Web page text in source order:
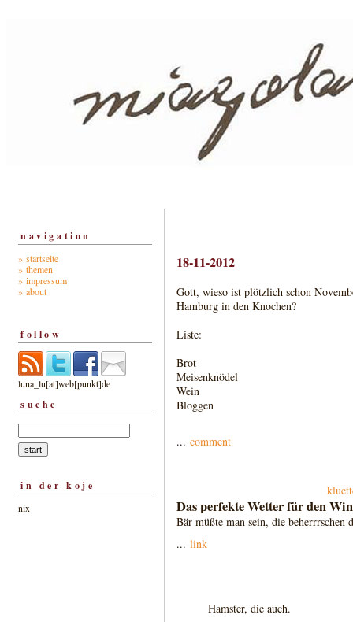
navigation
» startseite
» themen
» impressum
» about
follow
luna_lu[at]web[punkt]de
suche
in der koje
nix
18-11-2012
Gott, wieso ist plötzlich schon
Hamburg in den Knochen?
Liste:
Brot
Meisenknödel
Wein
Bloggen
... comment
Das perfekte Wetter für den
Bär müßte man sein, die beherrrschen
... link
Hamster, die auch.